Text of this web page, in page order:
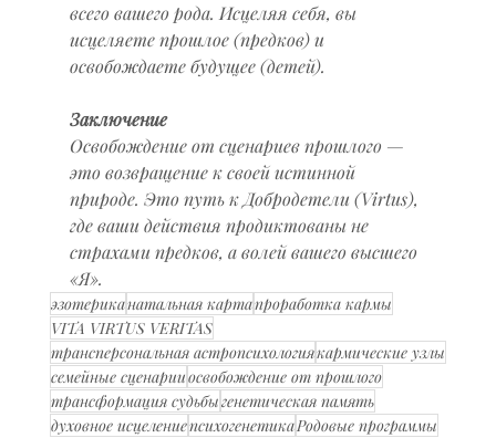
всего вашего рода. Исцеляя себя, вы
исцеляете прошлое (предков) и
освобождаете будущее (детей).
Заключение
Освобождение от сценариев прошлого —
это возвращение к своей истинной
природе. Это путь к Добродетели (Virtus),
где ваши действия продиктованы не
страхами предков, а волей вашего высшего
«Я».
эзотериканатальная картапроработка кармы
VITA VIRTUS VERITAS
трансперсональная астропсихологиякармические узлы
семейные сценарииосвобождение от прошлого
трансформация судьбыгенетическая память
духовное исцелениепсихогенетикаРодовые программы